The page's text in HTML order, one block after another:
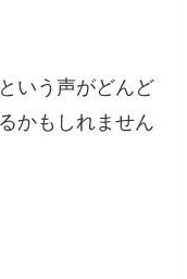
いう声がどんど
かもしれません